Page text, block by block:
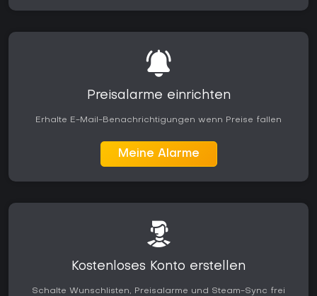
Preisalarme einrichten
Erhalte E-Mail-Benachrichtigungen wenn Preise fallen
Meine Alarme
Kostenloses Konto erstellen
Schalte Wunschlisten, Preisalarme und Steam-Sync frei